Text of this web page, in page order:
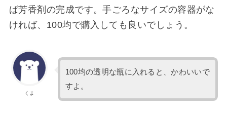
ば芳香剤の完成です。手ごろなサイズの容器がな
ければ、100均で購入しても良いでしょう。
くま
100均の透明な瓶に入れると、かわいいで
すよ。